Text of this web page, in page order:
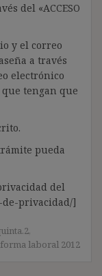
del «ACCESO
y el correo
a través
electrónico
tengan que
pueda
del
privacidad/]
,
laboral 2012